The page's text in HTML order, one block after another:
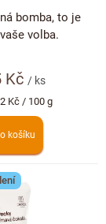
Kč/ ks
Kč / 100 g
košíku
bomba, to je
volba.